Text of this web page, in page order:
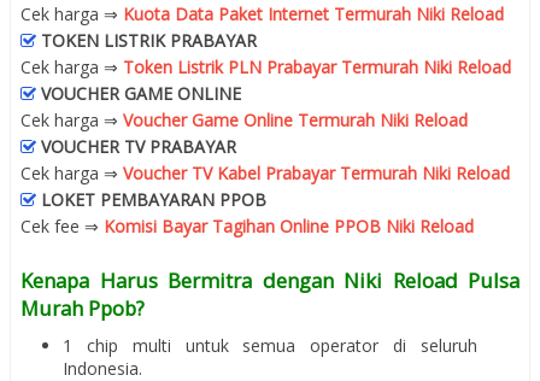
Cek harga ⇒ Kuota Data Paket Internet Termurah Niki Reload
TOKEN LISTRIK PRABAYAR
Cek harga ⇒ Token Listrik PLN Prabayar Termurah Niki Reload
VOUCHER GAME ONLINE
Cek harga ⇒ Voucher Game Online Termurah Niki Reload
VOUCHER TV PRABAYAR
Cek harga ⇒ Voucher TV Kabel Prabayar Termurah Niki Reload
LOKET PEMBAYARAN PPOB
Cek fee ⇒ Komisi Bayar Tagihan Online PPOB Niki Reload
Kenapa Harus Bermitra dengan Niki Reload Pulsa
Murah Ppob?
1 chip multi untuk semua operator di seluruh
Indonesia.